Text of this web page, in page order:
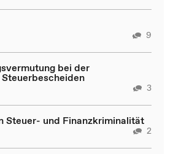
9
bei der
3
Steuer- und Finanzkriminalität
2